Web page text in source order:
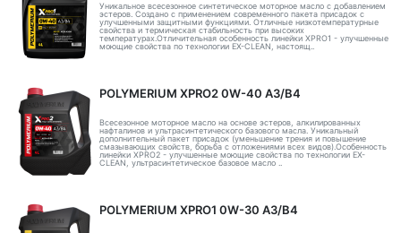
Уникальное всесезонное синтетическое моторное масло с добавлением
эстеров. Создано с применением современного пакета присадок с
улучшенными защитными функциями. Отличные низкотемпературные
свойства и термическая стабильность при высоких
температурах.Отличительная особенность линейки XPRO1 - улучшенные
моющие свойства по технологии EX-CLEAN, настоящ..
POLYMERIUM XPRO2 0W-40 A3/B4
Всесезонное моторное масло на основе эстеров, алкилированных
нафталинов и ультрасинтетического базового масла. Уникальный
дополнительный пакет присадок (уменьшение трения и повышение
смазывающих свойств, борьба с отложениями всех видов).Особенность
линейки XPRO2 - улучшенные моющие свойства по технологии EX-
CLEAN, ультрасинтетическое базовое масло ..
POLYMERIUM XPRO1 0W-30 A3/B4